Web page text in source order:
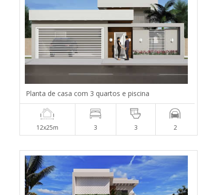
Planta de casa com 3 quartos e piscina
12x25m 3 3 2